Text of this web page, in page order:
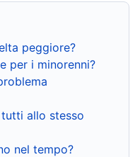
peggiore?
per i minorenni?
allo stesso
nel tempo?